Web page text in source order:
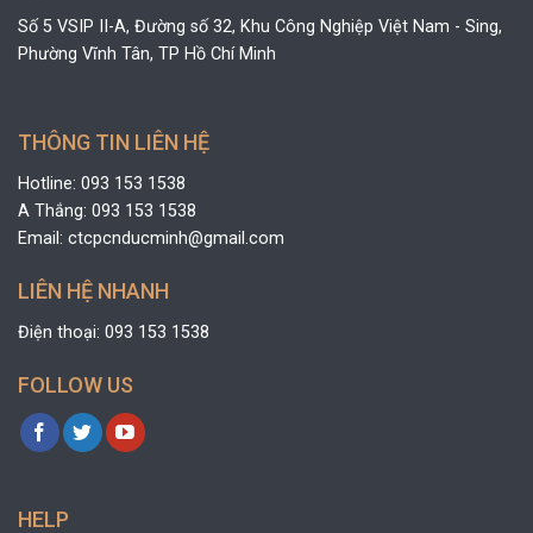
Số 5 VSIP II-A, Đường số 32, Khu Công Nghiệp Việt Nam - Sing,
Phường Vĩnh Tân, TP Hồ Chí Minh
THÔNG TIN LIÊN HỆ
Hotline: 093 153 1538
A Thắng: 093 153 1538
Email: ctcpcnducminh@gmail.com
LIÊN HỆ NHANH
Điện thoại: 093 153 1538
FOLLOW US
HELP